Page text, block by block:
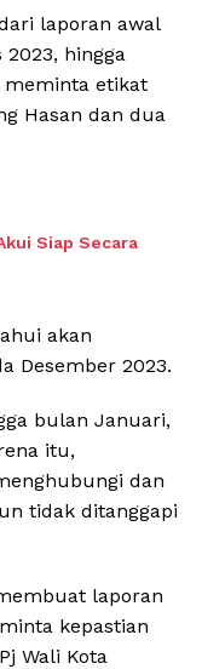
laporan awal
hingga
meminta etikat
Hasan dan dua
Siap Secara
akan
Desember 2023.
bulan Januari,
itu,
dan
tidak ditanggapi
laporan
kepastian
Wali Kota